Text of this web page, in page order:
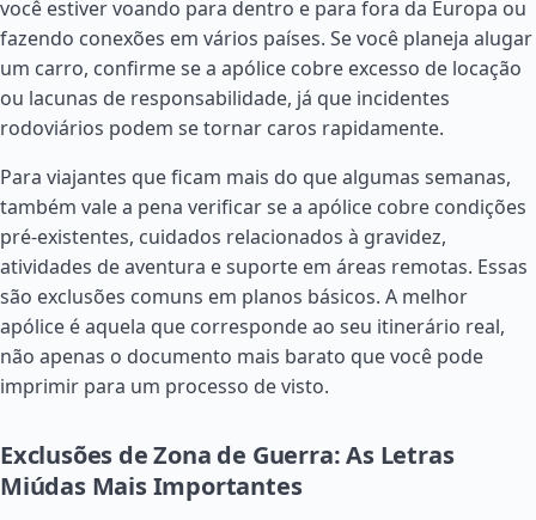
você estiver voando para dentro e para fora da Europa ou
fazendo conexões em vários países. Se você planeja alugar
um carro, confirme se a apólice cobre excesso de locação
ou lacunas de responsabilidade, já que incidentes
rodoviários podem se tornar caros rapidamente.
Para viajantes que ficam mais do que algumas semanas,
também vale a pena verificar se a apólice cobre condições
pré-existentes, cuidados relacionados à gravidez,
atividades de aventura e suporte em áreas remotas. Essas
são exclusões comuns em planos básicos. A melhor
apólice é aquela que corresponde ao seu itinerário real,
não apenas o documento mais barato que você pode
imprimir para um processo de visto.
Exclusões de Zona de Guerra: As Letras
Miúdas Mais Importantes